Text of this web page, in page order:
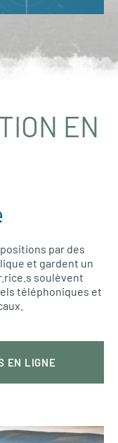
EN
par des
et gardent un
soulèvent
téléphoniques et
EN LIGNE